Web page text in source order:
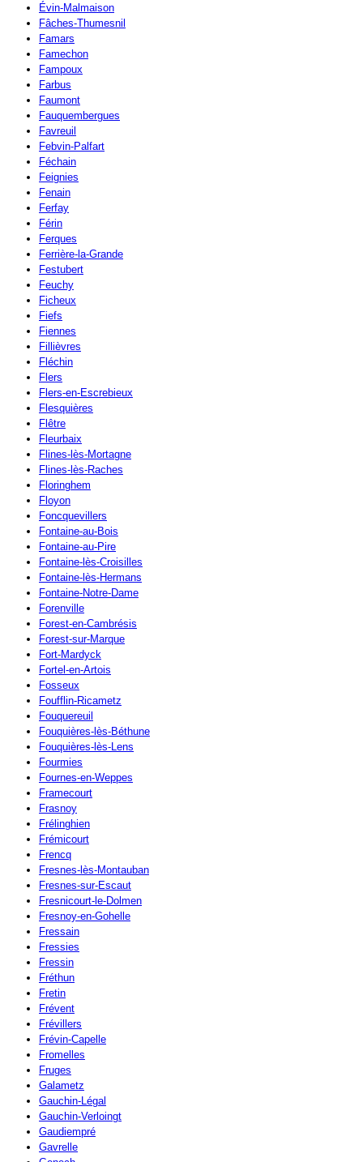
Évin-Malmaison
Fâches-Thumesnil
Famars
Famechon
Fampoux
Farbus
Faumont
Fauquembergues
Favreuil
Febvin-Palfart
Féchain
Feignies
Fenain
Ferfay
Férin
Ferques
Ferrière-la-Grande
Festubert
Feuchy
Ficheux
Fiefs
Fiennes
Fillièvres
Fléchin
Flers
Flers-en-Escrebieux
Flesquières
Flêtre
Fleurbaix
Flines-lès-Mortagne
Flines-lès-Raches
Floringhem
Floyon
Foncquevillers
Fontaine-au-Bois
Fontaine-au-Pire
Fontaine-lès-Croisilles
Fontaine-lès-Hermans
Fontaine-Notre-Dame
Forenville
Forest-en-Cambrésis
Forest-sur-Marque
Fort-Mardyck
Fortel-en-Artois
Fosseux
Foufflin-Ricametz
Fouquereuil
Fouquières-lès-Béthune
Fouquières-lès-Lens
Fourmies
Fournes-en-Weppes
Framecourt
Frasnoy
Frélinghien
Frémicourt
Frencq
Fresnes-lès-Montauban
Fresnes-sur-Escaut
Fresnicourt-le-Dolmen
Fresnoy-en-Gohelle
Fressain
Fressies
Fressin
Fréthun
Fretin
Frévent
Frévillers
Frévin-Capelle
Fromelles
Fruges
Galametz
Gauchin-Légal
Gauchin-Verloingt
Gaudiempré
Gavrelle